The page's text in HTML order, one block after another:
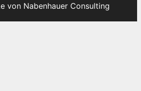
von Nabenhauer Consulting